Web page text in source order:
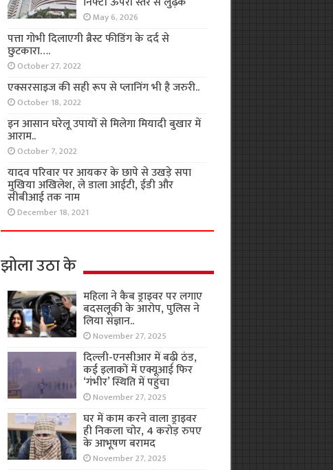
May 6, 2026
पत्ता गोभी दिलाएगी ब्रैस्ट फीडिंग के दर्द से
छुटकारा….
October 27, 2022
एक्सरसाइज की सही रूप से प्लानिंग भी है जरुरी..
October 18, 2022
इन आसान घरेलू उपायों से मिलेगा मियादी बुखार में
आराम..
October 7, 2022
यादव परिवार पर आयकर के छापे से उखड़े सपा
मुखिया अखिलेश, ले डाला आईटी, ईडी और
सीबीआई तक नाम
December 18, 2021
झोला उठा के
महिला ने कैब ड्राइवर पर लगाए
बदसलूकी के आरोप, पुलिस ने
लिया संज्ञान..
November 27, 2025
दिल्ली-एनसीआर में बढ़ी ठंड,
कई इलाकों में एक्यूआई फिर
‘गंभीर’ स्थिति में पहुंचा
November 27, 2025
घर में काम करने वाला ड्राइवर
ही निकला चोर, 4 करोड़ रुपए
के आभूषण बरामद
November 27, 2025